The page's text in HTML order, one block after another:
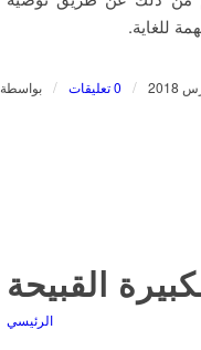
للغاية.
/ 0 تعليقات / بواسطة
القبيحة
الرئيسي